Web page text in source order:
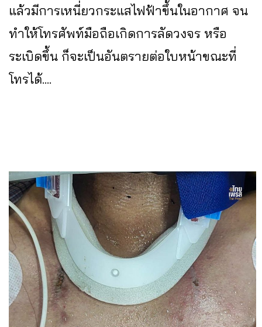
แล้วมีการเหนี่ยวกระแสไฟฟ้าขึ้นในอากาศ จน
ทำให้โทรศัพท์มือถือเกิดการลัดวงจร หรือ
ระเบิดขึ้น ก็จะเป็นอันตรายต่อใบหน้าขณะที่
โทรได้....